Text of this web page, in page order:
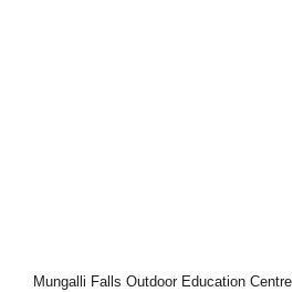
Mungalli Falls Outdoor Education Centre